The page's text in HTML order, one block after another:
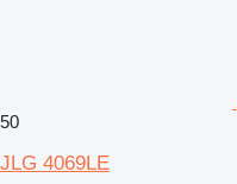
50
JLG 4069LE